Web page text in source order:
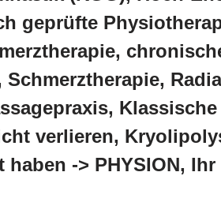
geprüfte
verlieren,
-> PHYSION,